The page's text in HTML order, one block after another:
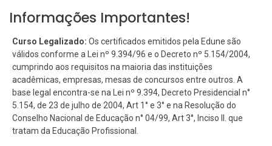
Informações Importantes!
Curso Legalizado: Os certificados emitidos pela Edune são
válidos conforme a Lei nº 9.394/96 e o Decreto nº 5.154/2004,
cumprindo aos requisitos na maioria das instituições
acadêmicas, empresas, mesas de concursos entre outros. A
base legal encontra-se na Lei nº 9.394, Decreto Presidencial n°
5.154, de 23 de julho de 2004, Art 1° e 3° e na Resolução do
Conselho Nacional de Educação n° 04/99, Art 3°, Inciso II. que
tratam da Educação Profissional.